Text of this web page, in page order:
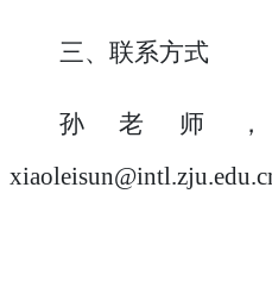
三、联系方式
孙老师